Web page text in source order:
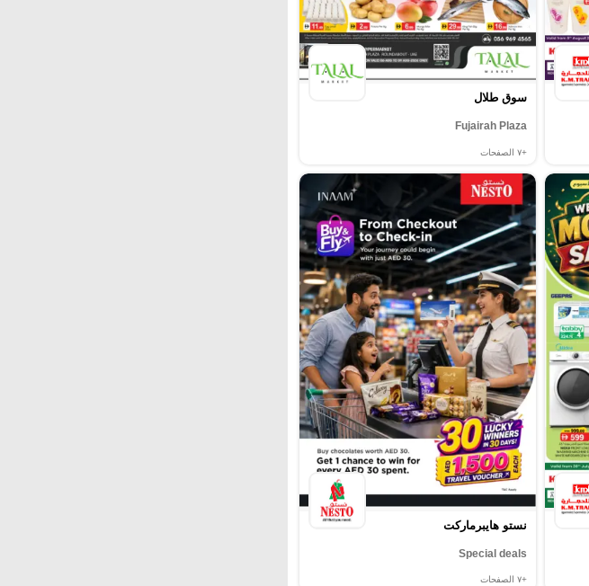
سوق طلال
Fujairah Plaza
+٧ الصفحات
نستو هايبرماركت
Special deals
+٧ الصفحات